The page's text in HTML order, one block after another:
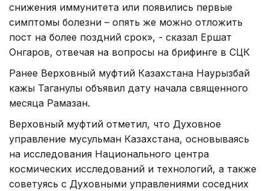
снижения иммунитета или появились первые
симптомы болезни – опять же можно отложить
пост на более поздний срок», - сказал Ершат
Онгаров, отвечая на вопросы на брифинге в СЦК
Ранее Верховный муфтий Казахстана Наурызбай
кажы Таганулы объявил дату начала священного
месяца Рамазан.
Верховный муфтий отметил, что Духовное
управление мусульман Казахстана, основываясь
на исследования Национального центра
космических исследований и технологий, а также
советуясь с Духовными управлениями соседних